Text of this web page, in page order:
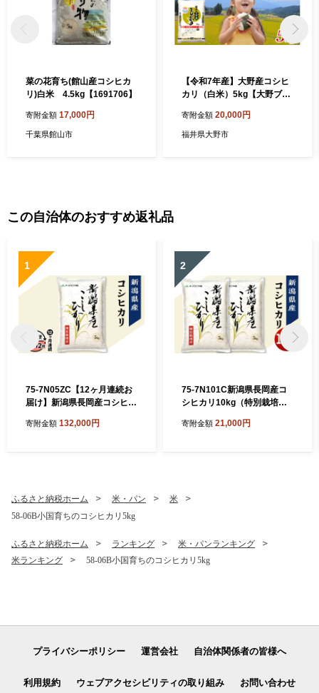
菜の花育ち(館山産コシヒカ
リ)白米 4.5kg【1691706】
寄附金額 17,000円
千葉県館山市
【令和7年産】大野産コシヒ
カリ（白米）5kg【大野ブラ
寄附金額 20,000円
福井県大野市
この自治体のおすすめ返礼品
1
75-7N05ZC【12ヶ月連続お
届け】新潟県長岡産コシヒカ
年8月下旬発送開始】
寄附金額 132,000円
2
75-7N101C新潟県長岡産コ
シヒカリ10kg（特別栽培
寄附金額 21,000円
ふるさと納税ホーム 米・パン
米
58-06B小国育ちのコシヒカリ5kg
ふるさと納税ホーム ランキング
米・パンランキング
米ランキング
58-06B小国育ちのコシヒカリ5kg
プライバシーポリシー 運営会社 自治体関係者の皆様へ
利用規約 ウェブアクセシビリティの取り組み お問い合わせ